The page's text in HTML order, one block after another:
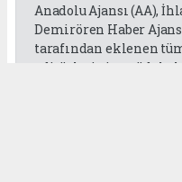
Anadolu Ajansı (AA),
Demirören Haber
tarafından eklenen
editörlerinin